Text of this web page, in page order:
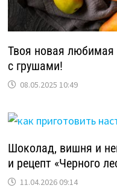
Твоя новая
с грушами!
08.05.2025 10:49
Шоколад, вишня и
и рецепт «Черного
11.04.2026 09:14